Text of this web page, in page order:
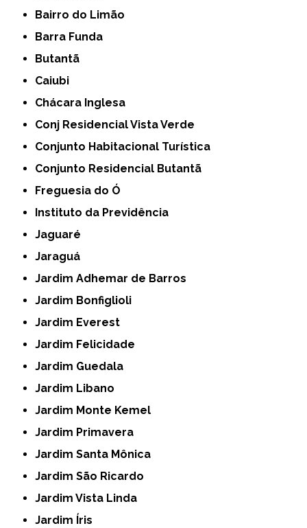
Bairro do Limão
Barra Funda
Butantã
Caiubi
Chácara Inglesa
Conj Residencial Vista Verde
Conjunto Habitacional Turística
Conjunto Residencial Butantã
Freguesia do Ó
Instituto da Previdência
Jaguaré
Jaraguá
Jardim Adhemar de Barros
Jardim Bonfiglioli
Jardim Everest
Jardim Felicidade
Jardim Guedala
Jardim Libano
Jardim Monte Kemel
Jardim Primavera
Jardim Santa Mônica
Jardim São Ricardo
Jardim Vista Linda
Jardim Íris